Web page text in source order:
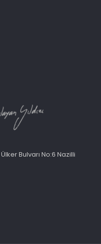
Bulvarı No:6 Nazilli